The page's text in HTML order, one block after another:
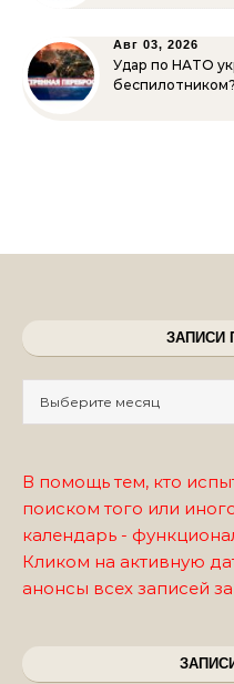
Авг 03, 2026
Удар по НАТО
беспилотником?
ЗАПИСИ
В помощь тем, кто
поиском того или
календарь -
Кликом на активную
анонсы всех записей за